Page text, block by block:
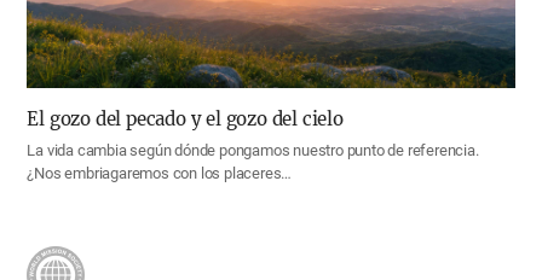
El gozo del pecado y el gozo del cielo
La vida cambia según dónde pongamos nuestro punto de referencia.
¿Nos embriagaremos con los placeres…